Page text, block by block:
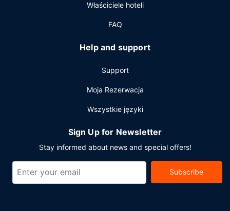
Właściciele hoteli
FAQ
Help and support
Support
Moja Rezerwacja
Wszystkie języki
Sign Up for Newsletter
Stay informed about news and special offers!
Subscribe